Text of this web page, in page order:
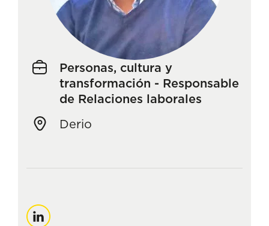
Personas, cultura y
transformación - Responsable
de Relaciones laborales
Derio
Linkedin